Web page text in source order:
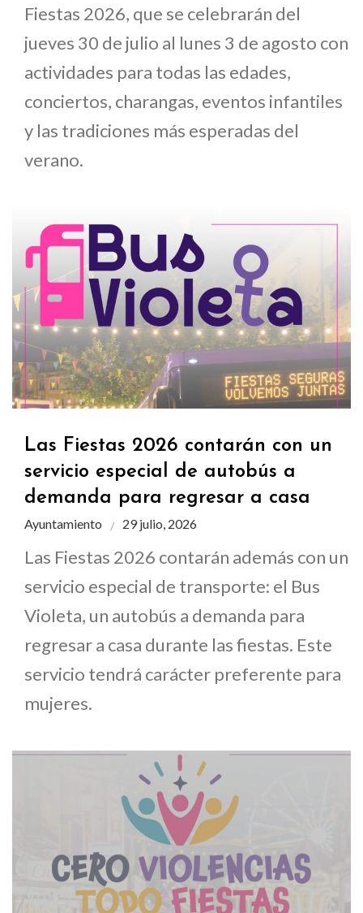
Fiestas 2026, que se celebrarán del
jueves 30 de julio al lunes 3 de agosto con
actividades para todas las edades,
conciertos, charangas, eventos infantiles
y las tradiciones más esperadas del
verano.
Las Fiestas 2026 contarán con un
servicio especial de autobús a
demanda para regresar a casa
Ayuntamiento 29 julio, 2026
Las Fiestas 2026 contarán además con un
servicio especial de transporte: el Bus
Violeta, un autobús a demanda para
regresar a casa durante las fiestas. Este
servicio tendrá carácter preferente para
mujeres.